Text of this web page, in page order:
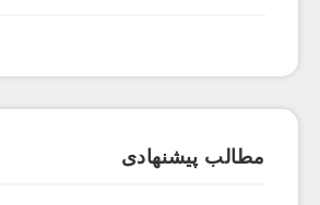
مطالب پیشنهادی